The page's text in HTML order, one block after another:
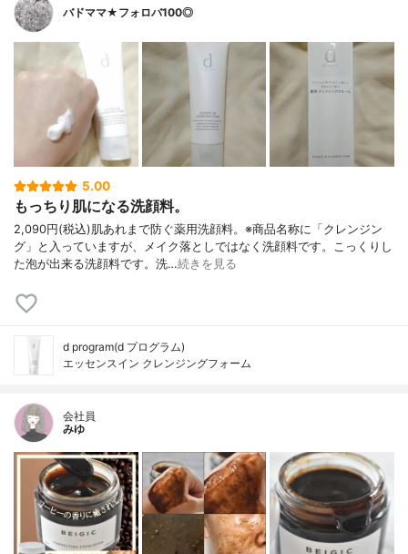
バドママ★フォロバ100◎
5.00
もっちり肌になる洗顔料。
2,090円(税込)肌あれまで防ぐ薬用洗顔料。※商品名称に「クレンジン
グ」と入っていますが、メイク落としではなく洗顔料です。こっくりし
た泡が出来る洗顔料です。洗…続きを見る
d program(d プログラム)
エッセンスイン クレンジングフォーム
会社員
みゆ